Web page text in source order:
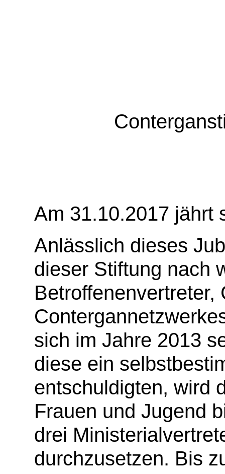
Am 31.10.2017 jährt
Anlässlich dieses
dieser Stiftung nach
sich im Jahre 2013
diese ein
entschuldigten, wird
Frauen und Jugend
drei
durchzusetzen. Bis